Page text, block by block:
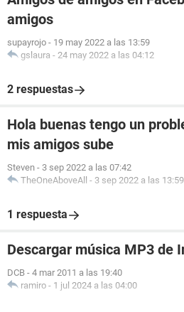
amigos
supayrojo - 19 may 2022 a las 13:59
gslaura - 24 may 2022 a las 04:12
2 respuestas
Hola buenas tengo un
mis amigos sube
Steven - 3 sep 2022 a las 07:42
TheOneAboveAll - 3 sep 2022 a las 13:59
1 respuesta
Descargar música MP3 de
DCB - 4 mar 2011 a las 19:40
ramiro - 1 jul 2024 a las 04:00